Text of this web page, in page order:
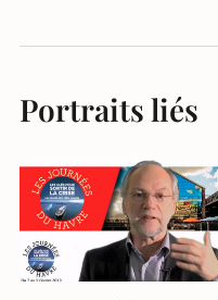
Portraits liés